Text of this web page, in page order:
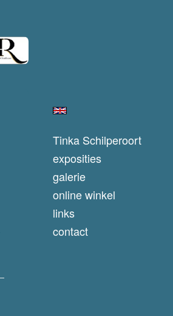
Tinka Schilperoort
exposities
galerie
online winkel
links
contact